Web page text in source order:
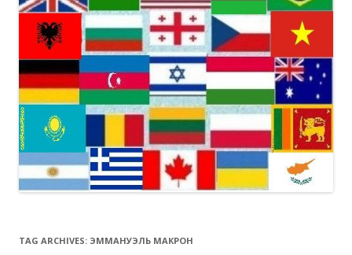
TAG ARCHIVES: ЭММАНУЭЛЬ МАКРОН